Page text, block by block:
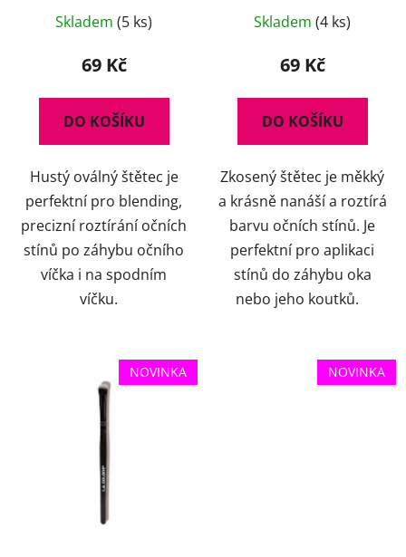
Skladem (5 ks)
69 Kč
DO KOŠÍKU
Hustý oválný štětec je
perfektní pro blending,
precizní roztírání očních
stínů po záhybu očního
víčka i na spodním
víčku.
Skladem (4 ks)
69 Kč
DO KOŠÍKU
Zkosený štětec je měkký
a krásně nanáší a roztírá
barvu očních stínů. Je
perfektní pro aplikaci
stínů do záhybu oka
nebo jeho koutků.
NOVINKA NOVINKA